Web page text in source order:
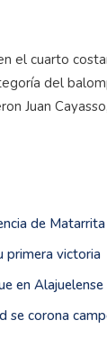
el cuarto
del
Juan
de
primera victoria
en Alajuelense
se corona